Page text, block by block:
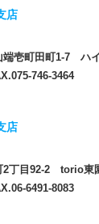
店
端壱町田町1-7 ハ
746-3464
店
2丁目92-2 torio東
6491-8083